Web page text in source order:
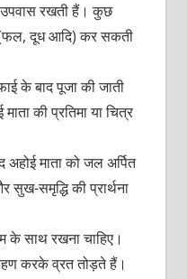
उपवास रखती हैं। कुछ
(फल, दूध आदि) कर सकती
के बाद पूजा की जाती
की प्रतिमा या चित्र
माता को जल अर्पित
समृद्धि की प्रार्थना
के साथ रखना चाहिए।
करके व्रत तोड़ते हैं।